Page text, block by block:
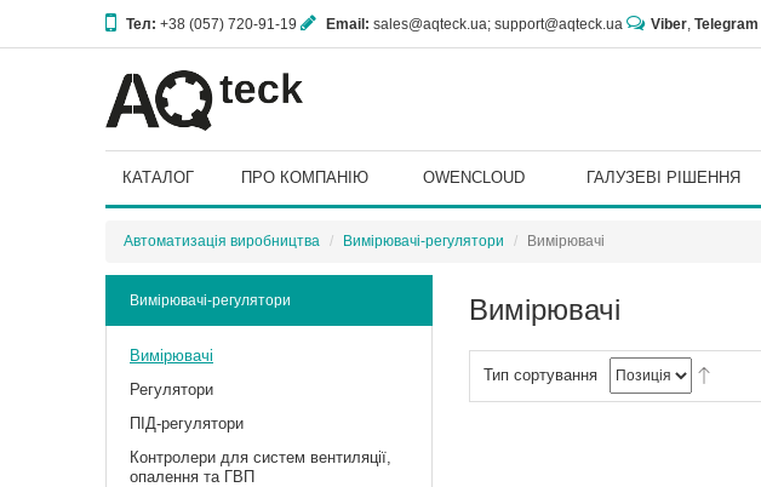
Тел: +38 (057) 720-91-19 Email: sales@aqteck.ua; support@aqteck.ua Viber, Telegram
61153, м. Харків, вул. Гвардійців Широнінців, 3А
КАТАЛОГ ПРО КОМПАНІЮ OWENCLOUD ГАЛУЗЕВІ РІШЕННЯ
Автоматизація виробництва Вимірювачі-регулятори Вимірювачі
Вимірювачі-регулятори
Вимірювачі
Регулятори
ПІД-регулятори
Контролери для систем вентиляції,
опалення та ГВП
Вимірювачі
Тип сортування